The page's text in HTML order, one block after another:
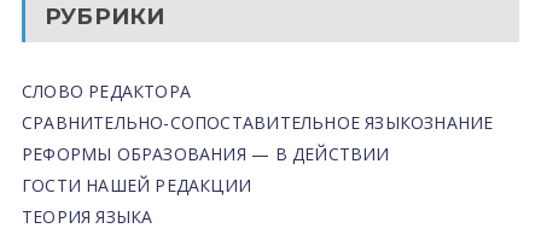
РУБРИКИ
СЛОВО РЕДАКТОРА
СРАВНИТЕЛЬНО-СОПОСТАВИТЕЛЬНОЕ ЯЗЫКОЗНАНИЕ
РЕФОРМЫ ОБРАЗОВАНИЯ — В ДЕЙСТВИИ
ГОСТИ НАШЕЙ РЕДАКЦИИ
ТЕОРИЯ ЯЗЫКА